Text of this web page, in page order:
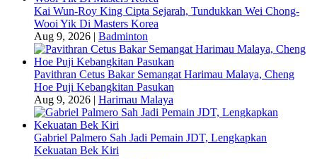
Kai Wun-Roy King Cipta Sejarah, Tundukkan Wei Chong-
Wooi Yik Di Masters Korea
Aug 9, 2026 | Badminton
Pavithran Cetus Bakar Semangat Harimau Malaya, Cheng
Hoe Puji Kebangkitan Pasukan
Aug 9, 2026 | Harimau Malaya
Gabriel Palmero Sah Jadi Pemain JDT, Lengkapkan
Kekuatan Bek Kiri